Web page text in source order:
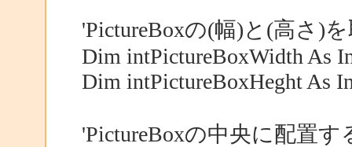
'PictureBoxの(幅)と(高さ)
Dim intPictureBoxWidth As
Dim intPictureBoxHeght As
'PictureBoxの中央に配置